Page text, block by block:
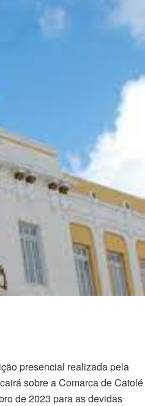
presencial realizada pela
sobre a Comarca de Catolé
de 2023 para as devidas